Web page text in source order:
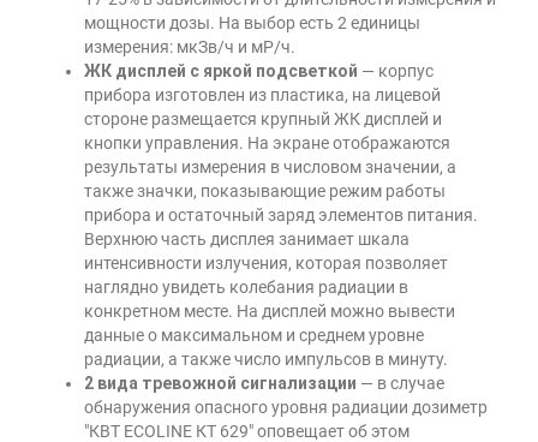
мощности дозы. На выбор есть 2 единицы
измерения: мкЗв/ч и мР/ч.
ЖК дисплей с яркой подсветкой — корпус
прибора изготовлен из пластика, на лицевой
стороне размещается крупный ЖК дисплей и
кнопки управления. На экране отображаются
результаты измерения в числовом значении, а
также значки, показывающие режим работы
прибора и остаточный заряд элементов питания.
Верхнюю часть дисплея занимает шкала
интенсивности излучения, которая позволяет
наглядно увидеть колебания радиации в
конкретном месте. На дисплей можно вывести
данные о максимальном и среднем уровне
радиации, а также число импульсов в минуту.
2 вида тревожной сигнализации — в случае
обнаружения опасного уровня радиации дозиметр
"КВТ ECOLINE КТ 629" оповещает об этом